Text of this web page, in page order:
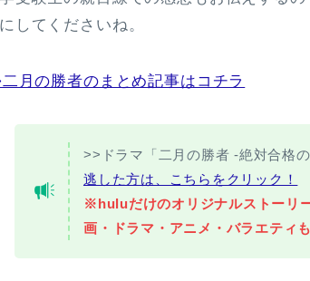
してくださいね。
月の勝者のまとめ記事はコチラ
>>ドラマ「二月の勝者 -絶対合格
逃した方は、こちらをクリック！
※huluだけのオリジナルストーリ
画・ドラマ・アニメ・バラエティ